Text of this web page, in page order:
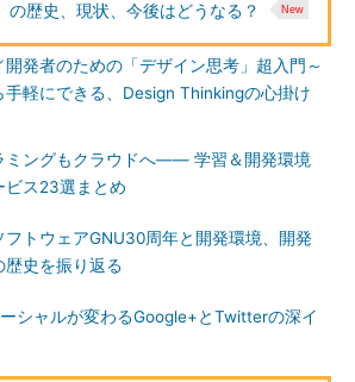
の歴史、現状、今後はどうなる？
開発者のための「デザイン思考」超入門～
手軽にできる、Design Thinkingの心掛け
ミングもクラウドへ―― 学習＆開発環境
ビス23選まとめ
フトウェアGNU30周年と開発環境、開発
歴史を振り返る
シャルが変わるGoogle+とTwitterの深イ